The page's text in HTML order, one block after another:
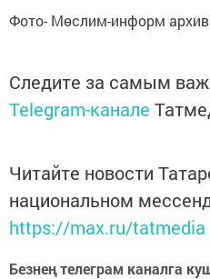
Фото- Мөслим-информ
Следите за самым
Telegram-канале
Читайте новости
национальном
https://max.ru/tatmedia
Безнең телеграм каналга